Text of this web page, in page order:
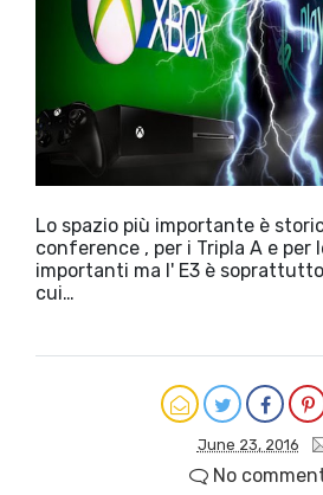
Lo spazio più importante è
conference , per i Tripla A e per
importanti ma l' E3 è
cui…
June 23, 2016
No